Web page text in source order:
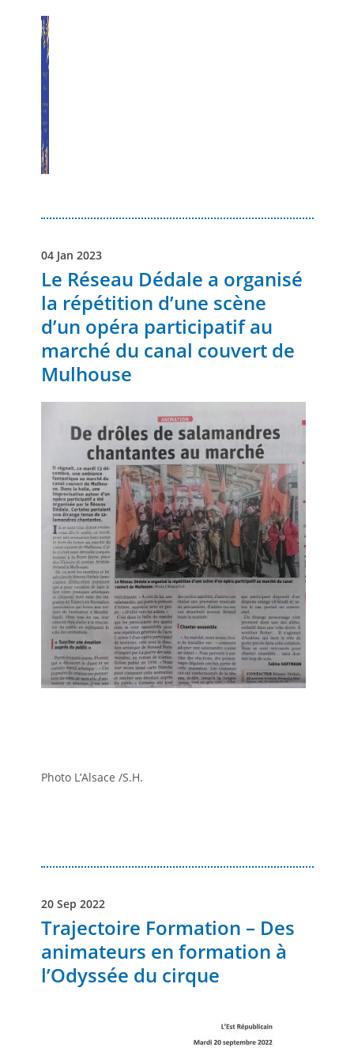
04 Jan 2023
Le Réseau Dédale a organisé
la répétition d’une scène
d’un opéra participatif au
marché du canal couvert de
Mulhouse
Photo L’Alsace /S.H.
20 Sep 2022
Trajectoire Formation – Des
animateurs en formation à
l’Odyssée du cirque